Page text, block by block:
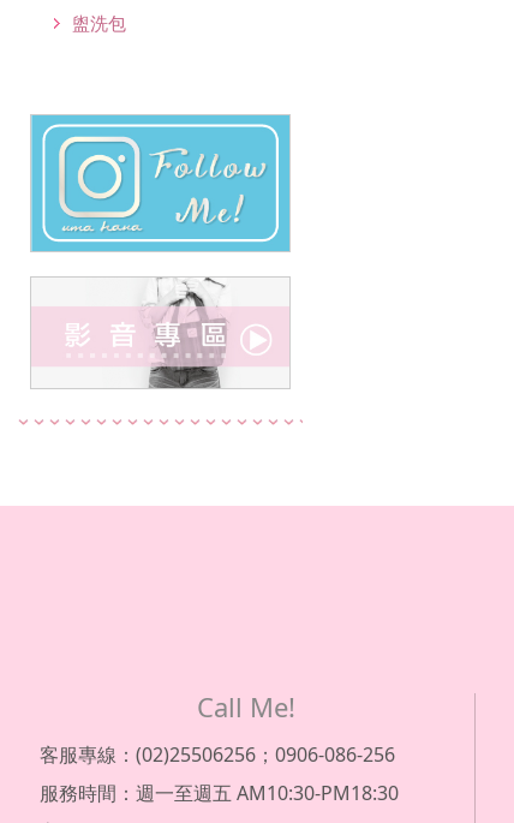
盥洗包
Call Me!
客服專線：(02)25506256；0906-086-256
服務時間：週一至週五 AM10:30-PM18:30